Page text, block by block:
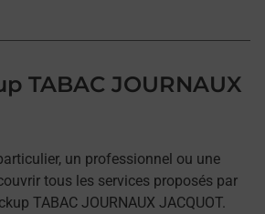
TABAC JOURNAUX
un professionnel ou une
tous les services proposés par
TABAC JOURNAUX JACQUOT.